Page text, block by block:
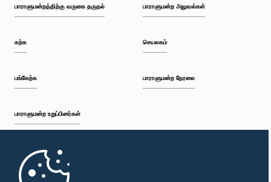
பாராளுமன்றத்திற்கு வருகை தருதல்
கற்க
பங்கேற்க
பாராளுமன்ற உறுப்பினர்கள்
முதற்பக்கம்
பாராளுமன்ற அலுவல்கள்
செயலகம்
பாராளுமன்ற நேரலை